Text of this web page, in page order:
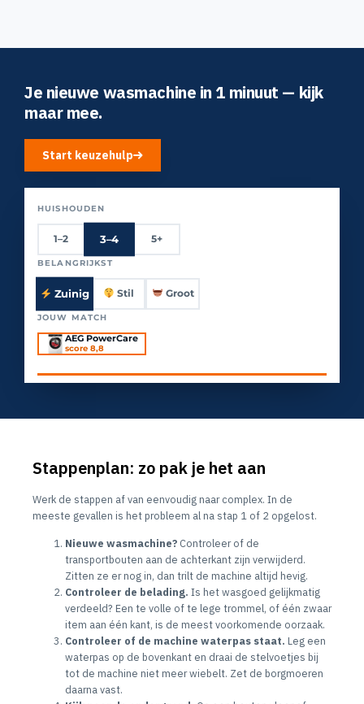
Je nieuwe wasmachine in 1 minuut — kijk
maar mee.
Start keuzehulp
HUISHOUDEN
1–2 3–4 5+
BELANGRIJKST
Zuinig Stil Groot
JOUW MATCH
AEG PowerCare
score 8,8
Stappenplan: zo pak je het aan
Werk de stappen af van eenvoudig naar complex. In de
meeste gevallen is het probleem al na stap 1 of 2 opgelost.
Nieuwe wasmachine? Controleer of de
transportbouten aan de achterkant zijn verwijderd.
Zitten ze er nog in, dan trilt de machine altijd hevig.
Controleer de belading. Is het wasgoed gelijkmatig
verdeeld? Een te volle of te lege trommel, of één zwaar
item aan één kant, is de meest voorkomende oorzaak.
Controleer of de machine waterpas staat. Leg een
waterpas op de bovenkant en draai de stelvoetjes bij
tot de machine niet meer wiebelt. Zet de borgmoeren
daarna vast.